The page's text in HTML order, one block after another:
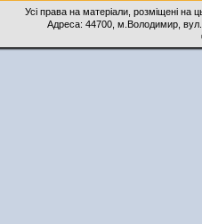
Усі права на матеріали, розміщені на
Адреса: 44700, м.Володимир,